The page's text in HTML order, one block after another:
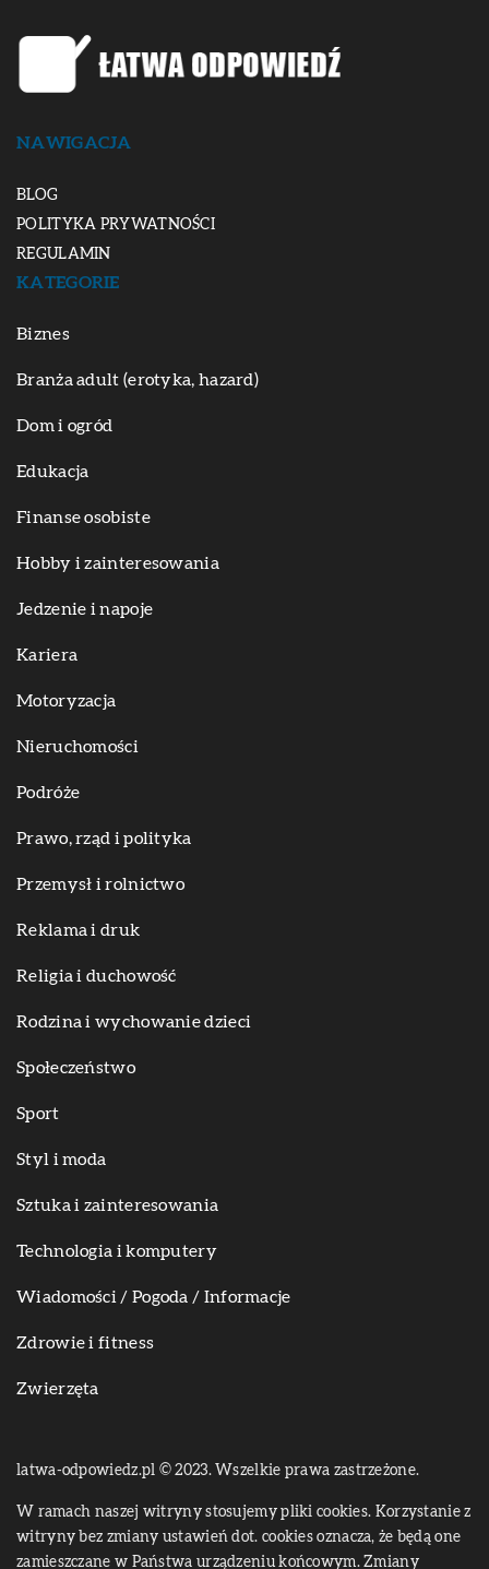
NAWIGACJA
BLOG
POLITYKA PRYWATNOŚCI
REGULAMIN
KATEGORIE
Biznes
Branża adult (erotyka, hazard)
Dom i ogród
Edukacja
Finanse osobiste
Hobby i zainteresowania
Jedzenie i napoje
Kariera
Motoryzacja
Nieruchomości
Podróże
Prawo, rząd i polityka
Przemysł i rolnictwo
Reklama i druk
Religia i duchowość
Rodzina i wychowanie dzieci
Społeczeństwo
Sport
Styl i moda
Sztuka i zainteresowania
Technologia i komputery
Wiadomości / Pogoda / Informacje
Zdrowie i fitness
Zwierzęta
latwa-odpowiedz.pl © 2023. Wszelkie prawa zastrzeżone.
W ramach naszej witryny stosujemy pliki cookies. Korzystanie z
witryny bez zmiany ustawień dot. cookies oznacza, że będą one
zamieszczane w Państwa urządzeniu końcowym. Zmiany